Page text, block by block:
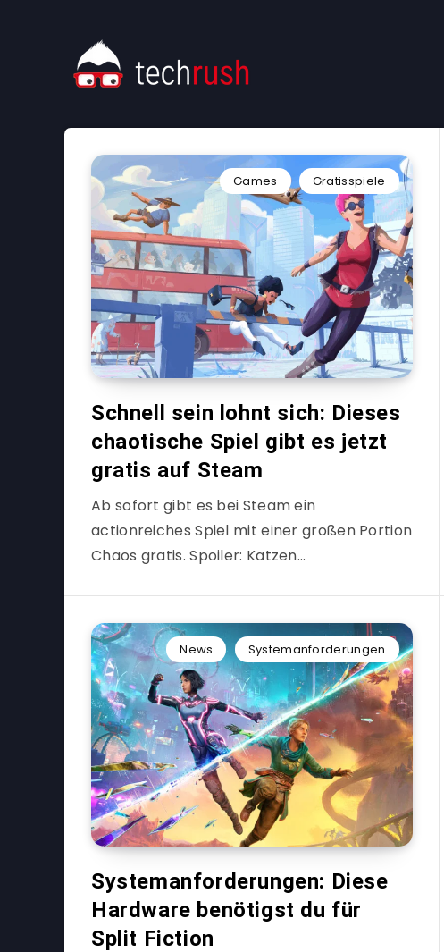
Games Gratisspiele
Schnell sein lohnt sich: Dieses
chaotische Spiel gibt es jetzt
gratis auf Steam
Ab sofort gibt es bei Steam ein
actionreiches Spiel mit einer großen Portion
Chaos gratis. Spoiler: Katzen…
News Systemanforderungen
Systemanforderungen: Diese
Hardware benötigst du für
Split Fiction